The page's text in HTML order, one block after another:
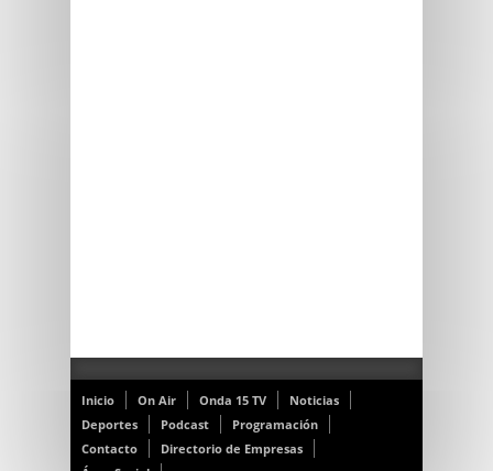
Inicio On Air Onda 15 TV
Noticias
Deportes
Podcast
Programación
Contacto
Directorio de Empresas